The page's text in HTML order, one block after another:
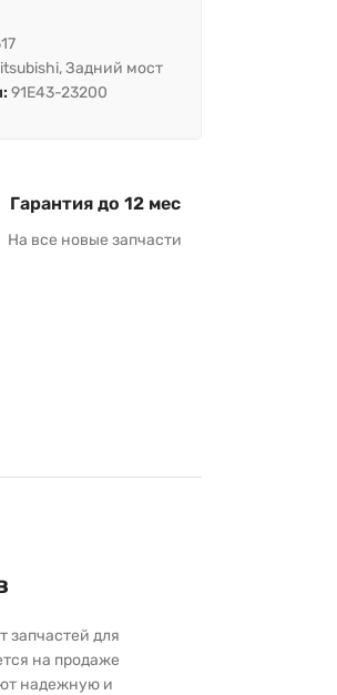
, Задний мост
91E43-23200
Гарантия до 12 мес
На все новые запчасти
для
на продаже
надежную и